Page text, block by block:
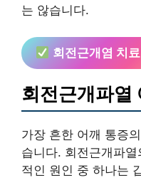
는 않습니다.
회전근개염 치
회전근개파열
가장 흔한 어깨 통증
습니다. 회전근개파
적인 원인 중 하나는